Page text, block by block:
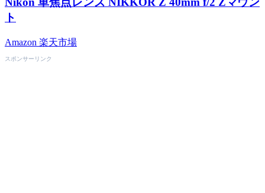
ト
Amazon 楽天市場
スポンサーリンク